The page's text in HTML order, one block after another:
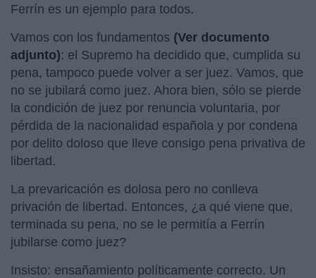
Ferrín es un ejemplo para todos.
Vamos con los fundamentos (Ver documento
adjunto): el Supremo ha decidido que, cumplida su
pena, tampoco puede volver a ser juez. Vamos, que
no se jubilará como juez. Ahora bien, sólo se pierde
la condición de juez por renuncia voluntaria, por
pérdida de la nacionalidad española y por condena
por delito doloso que lleve consigo pena privativa de
libertad.
La prevaricación es dolosa pero no conlleva
privación de libertad. Entonces, ¿a qué viene que,
terminada su pena, no se le permitía a Ferrín
jubilarse como juez?
Insisto: ensañamiento políticamente correcto. Un